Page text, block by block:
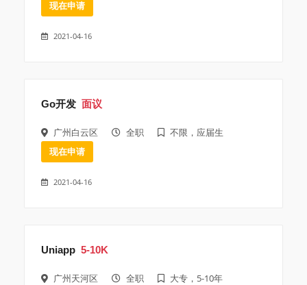
现在申请
2021-04-16
Go开发 面议
广州白云区 全职 不限，应届生
现在申请
2021-04-16
Uniapp 5-10K
广州天河区 全职 大专，5-10年